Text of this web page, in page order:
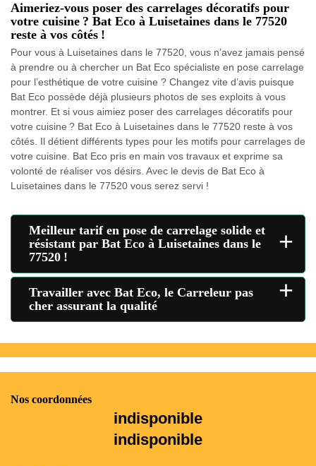
Aimeriez-vous poser des carrelages décoratifs pour
votre cuisine ? Bat Eco à Luisetaines dans le 77520
reste à vos côtés !
Pour vous à Luisetaines dans le 77520, vous n’avez jamais pensé
à prendre ou à chercher un Bat Eco spécialiste en pose carrelage
pour l’esthétique de votre cuisine ? Changez vite d’avis puisque
Bat Eco possède déjà plusieurs photos de ses exploits à vous
montrer. Et si vous aimiez poser des carrelages décoratifs pour
votre cuisine ? Bat Eco à Luisetaines dans le 77520 reste à vos
côtés. Il détient différents types pour les motifs pour carrelages de
votre cuisine. Bat Eco pris en main vos travaux et exprime sa
volonté de réaliser vos désirs. Avec le devis de Bat Eco à
Luisetaines dans le 77520 vous serez servi !
Meilleur tarif en pose de carrelage solide et
résistant par Bat Eco à Luisetaines dans le
77520 !
+
Travailler avec Bat Eco, le Carreleur pas
cher assurant la qualité
+
Nos coordonnées
indisponible
indisponible